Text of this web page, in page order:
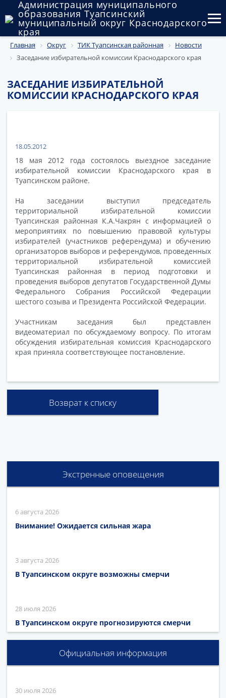
Администрация муниципального
образования Туапсинский
муниципальный округ Краснодарского
края
Округ
Муниципальные закупки
Публичные слушания и общественные обсуждения
Документы
Главная Округ ТИК Туапсинская районная
Новости
Заседание избирательной комиссии Краснодарского края
ЗАСЕДАНИЕ ИЗБИРАТЕЛЬНОЙ
КОМИССИИ КРАСНОДАРСКОГО КРАЯ
18.05.2012
18 мая 2012 года состоялось выездное заседание
избирательной комиссии Краснодарского края в
Туапсинском районе.
На заседании выступил председатель
территориальной избирательной комиссии
Туапсинская районная К.А.Чакрян с информацией о
мероприятиях по повышению правовой культуры
избирателей (участников референдума) и обучению
организаторов выборов и референдумов, проведенных
территориальной избирательной комиссией
Туапсинская районная в период подготовки и
проведения выборов депутатов Государственной Думы
Федерального Собрания Российской Федерации
шестого созыва и Президента Российской Федерации.
Участникам заседания был представлен
видеоматериал по обсуждаемому вопросу. По итогам
обсуждения избирательная комиссия Краснодарского
края приняла соответствующее постановление.
Возврат к списку
Экстренные оповещения
6 августа 2026
Внимание! Ожидается сильная жара
3 августа 2026
В Туапсинском округе возможны смерчи
28 июля 2026
В Туапсинском округе прогнозируются смерчи
Официальная информация
30 июля 2026